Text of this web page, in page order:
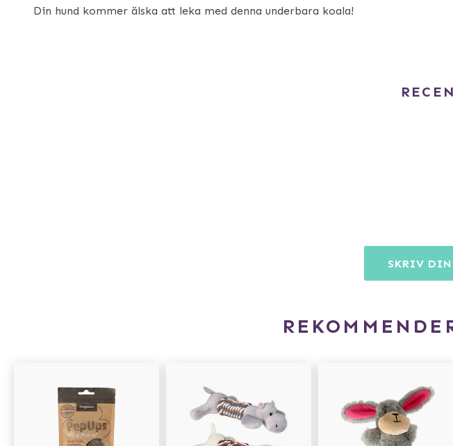
Din hund kommer älska att leka med denna underbara koala!
SKRIV DIN